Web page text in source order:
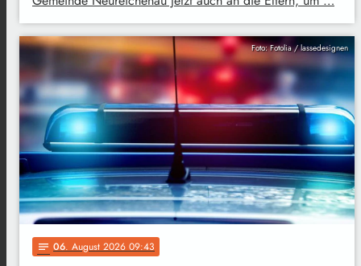
Foto: Fotolia / lassedesignen
notes 06. August 2026 09:43